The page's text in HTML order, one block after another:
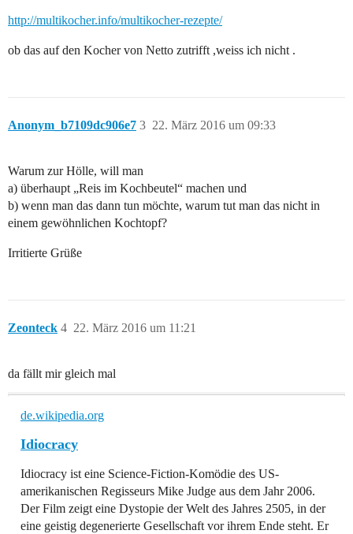
http://multikocher.info/multikocher-rezepte/
ob das auf den Kocher von Netto zutrifft ,weiss ich nicht .
Anonym_b7109dc906e7 22. März 2016 um 09:33
3
Warum zur Hölle, will man
a) überhaupt „Reis im Kochbeutel“ machen und
b) wenn man das dann tun möchte, warum tut man das nicht in
einem gewöhnlichen Kochtopf?
Irritierte Grüße
Zeonteck 22. März 2016 um 11:21
4
da fällt mir gleich mal
de.wikipedia.org
Idiocracy
Idiocracy ist eine Science-Fiction-Komödie des US-
amerikanischen Regisseurs Mike Judge aus dem Jahr 2006.
Der Film zeigt eine Dystopie der Welt des Jahres 2505, in der
eine geistig degenerierte Gesellschaft vor ihrem Ende steht. Er